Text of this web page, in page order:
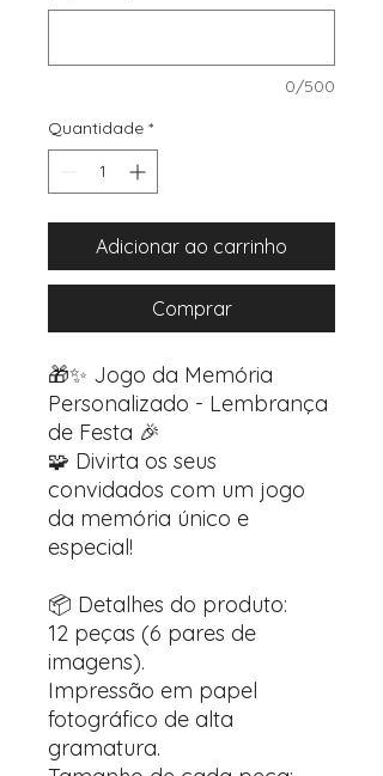
0/500
Quantidade *
Adicionar ao carrinho
Comprar
🎁✨ Jogo da Memória
Personalizado - Lembrança
de Festa 🎉
🧩 Divirta os seus
convidados com um jogo
da memória único e
especial!
📦 Detalhes do produto:
12 peças (6 pares de
imagens).
Impressão em papel
fotográfico de alta
gramatura.